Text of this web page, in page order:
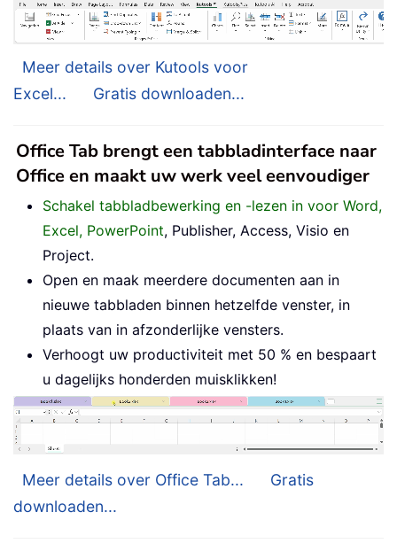
Meer details over Kutools voor
Excel...
Gratis downloaden...
Office Tab brengt een tabbladinterface naar
Office en maakt uw werk veel eenvoudiger
Schakel tabbladbewerking en -lezen in voor Word,
Excel, PowerPoint, Publisher, Access, Visio en
Project.
Open en maak meerdere documenten aan in
nieuwe tabbladen binnen hetzelfde venster, in
plaats van in afzonderlijke vensters.
Verhoogt uw productiviteit met 50 % en bespaart
u dagelijks honderden muisklikken!
Meer details over Office Tab...
Gratis
downloaden...